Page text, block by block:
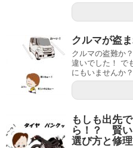
クルマが盗
クルマの盗難か
違いでした！ で
にもいませんか？
もしも出先
ら！？ 賢い
選び方と修